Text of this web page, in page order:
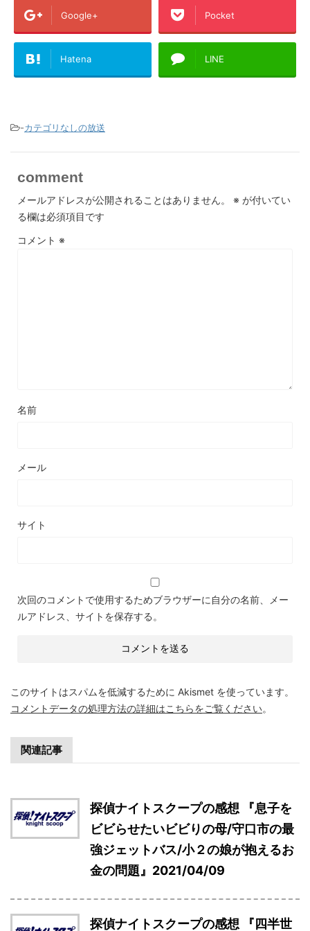
Google+ Pocket
Hatena LINE
-カテゴリなしの放送
comment
メールアドレスが公開されることはありません。 ※ が付いてい
る欄は必須項目です
コメント ※
名前
メール
サイト
次回のコメントで使用するためブラウザーに自分の名前、メー
ルアドレス、サイトを保存する。
このサイトはスパムを低減するために Akismet を使っています。
コメントデータの処理方法の詳細はこちらをご覧ください。
関連記事
探偵ナイトスクープの感想 『息子を
ビビらせたいビビりの母/守口市の最
強ジェットバス/小２の娘が抱えるお
金の問題』2021/04/09
探偵ナイトスクープの感想 『四半世